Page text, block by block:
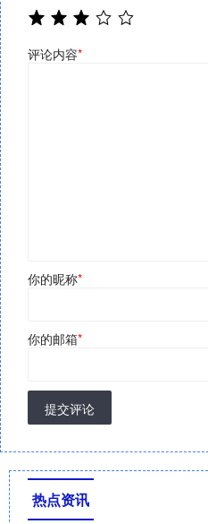
评论内容*
你的昵称*
你的邮箱*
提交评论
热点资讯